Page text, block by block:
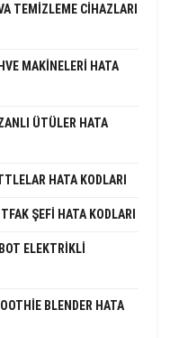
TEMIZLEME CIHAZLARI
MAKINELERI HATA
ÜTÜLER HATA
HATA KODLARI
ŞEFI HATA KODLARI
ELEKTRIKLI
BLENDER HATA